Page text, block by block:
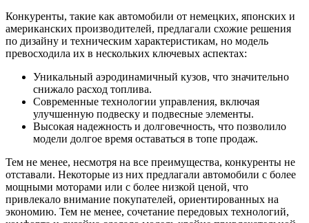
Конкуренты, такие как автомобили от немецких, японских и
американских производителей, предлагали схожие решения
по дизайну и техническим характеристикам, но модель
превосходила их в нескольких ключевых аспектах:
Уникальный аэродинамичный кузов, что значительно
снижало расход топлива.
Современные технологии управления, включая
улучшенную подвеску и подвесные элементы.
Высокая надежность и долговечность, что позволило
модели долгое время оставаться в топе продаж.
Тем не менее, несмотря на все преимущества, конкуренты не
отставали. Некоторые из них предлагали автомобили с более
мощными моторами или с более низкой ценой, что
привлекало внимание покупателей, ориентированных на
экономию. Тем не менее, сочетание передовых технологий,